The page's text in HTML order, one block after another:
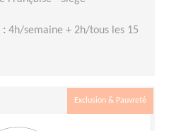
: 4h/semaine + 2h/tous les 15
Exclusion & Pauvreté